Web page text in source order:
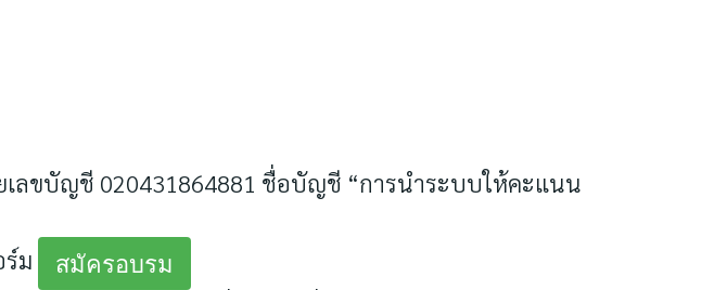
เลขบัญชี 020431864881 ชื่อบัญชี “การนำระบบให้คะแนน
ม
สมัครอบรม